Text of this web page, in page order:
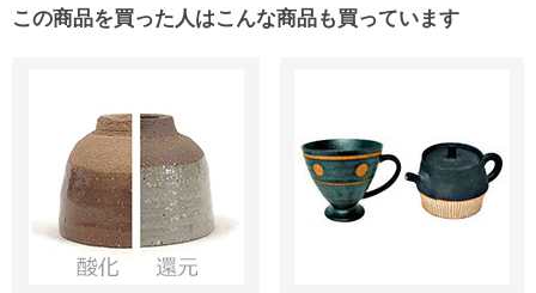
この商品を買った人はこんな商品も買っています